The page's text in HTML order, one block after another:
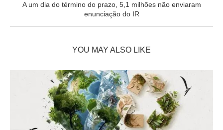
A um dia do término do prazo, 5,1 milhões não enviaram
enunciação do IR
YOU MAY ALSO LIKE